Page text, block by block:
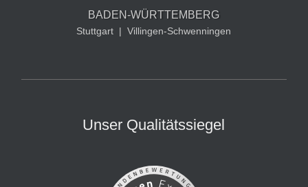
BADEN-WÜRTTEMBERG
Stuttgart | Villingen-Schwenningen
Unser Qualitätssiegel